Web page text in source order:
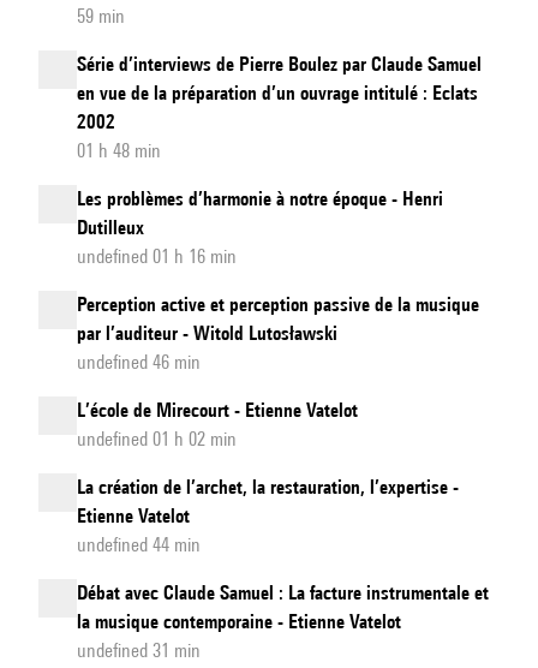
59 min
Série d’interviews de Pierre Boulez par Claude Samuel
en vue de la préparation d’un ouvrage intitulé : Eclats
2002
01 h 48 min
Les problèmes d’harmonie à notre époque - Henri
Dutilleux
undefined 01 h 16 min
Perception active et perception passive de la musique
par l’auditeur - Witold Lutosławski
undefined 46 min
L’école de Mirecourt - Etienne Vatelot
undefined 01 h 02 min
La création de l’archet, la restauration, l’expertise -
Etienne Vatelot
undefined 44 min
Débat avec Claude Samuel : La facture instrumentale et
la musique contemporaine - Etienne Vatelot
undefined 31 min